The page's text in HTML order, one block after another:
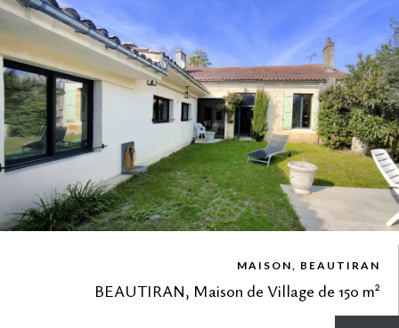
MAISON, BEAUTIRAN
BEAUTIRAN, Maison de Village de 150 m²